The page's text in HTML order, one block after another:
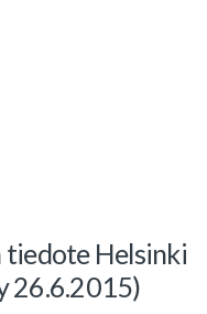
tiedote Helsinki
26.6.2015)